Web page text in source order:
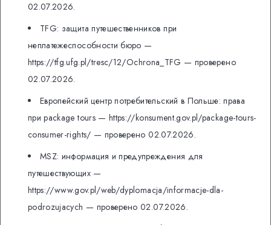
02.07.2026.
TFG: защита путешественников при
неплатежеспособности бюро —
https://tfg.ufg.pl/tresc/12/Ochrona_TFG — проверено
02.07.2026.
Европейский центр потребительский в Польше: права
при package tours — https://konsument.gov.pl/package-tours-
consumer-rights/ — проверено 02.07.2026.
MSZ: информация и предупреждения для
путешествующих —
https://www.gov.pl/web/dyplomacja/informacje-dla-
podrozujacych — проверено 02.07.2026.